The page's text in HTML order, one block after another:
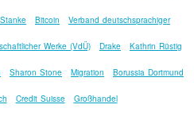
Bitcoin Verband deutschsprachiger
Werke (VdÜ) Drake Kathrin Rüstig
Sharon Stone Migration Borussia Dortmund
Credit Suisse Großhandel